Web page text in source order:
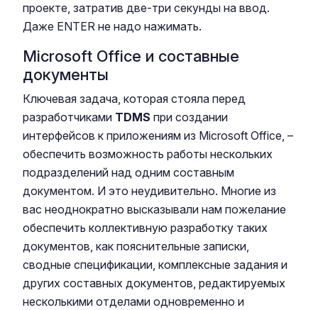
проекте, затратив две-три секунды на ввод.
Даже ENTER не надо нажимать.
Microsoft Office и составные
документы
Ключевая задача, которая стояла перед
разработчиками TDMS при создании
интерфейсов к приложениям из Microsoft Office, –
обеспечить возможность работы нескольких
подразделений над одним составным
документом. И это неудивительно. Многие из
вас неоднократно высказывали нам пожелание
обеспечить коллективную разработку таких
документов, как пояснительные записки,
сводные спецификации, комплексные задания и
других составных документов, редактируемых
несколькими отделами одновременно и